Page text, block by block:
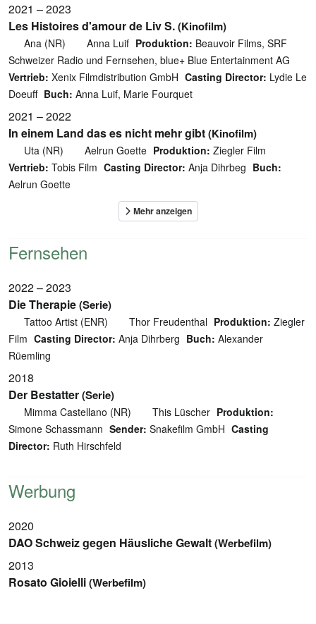
2021 – 2023
Les Histoires d'amour de Liv S.(Kinofilm)
Ana (NR) Anna Luif Produktion: Beauvoir Films, SRF
Schweizer Radio und Fernsehen, blue+ Blue Entertainment AG
Vertrieb: Xenix Filmdistribution GmbH Casting Director: Lydie Le
Doeuff Buch: Anna Luif, Marie Fourquet
2021 – 2022
In einem Land das es nicht mehr gibt(Kinofilm)
Uta (NR) Aelrun Goette Produktion: Ziegler Film
Vertrieb: Tobis Film Casting Director: Anja Dihrbeg Buch:
Aelrun Goette
Fernsehen
2022 – 2023
Die Therapie(Serie)
Tattoo Artist (ENR) Thor Freudenthal Produktion: Ziegler
Film Casting Director: Anja Dihrberg Buch: Alexander
Rüemling
2018
Der Bestatter(Serie)
Mimma Castellano (NR) This Lüscher Produktion:
Simone Schassmann Sender: Snakefilm GmbH Casting
Director: Ruth Hirschfeld
Werbung
2020
DAO Schweiz gegen Häusliche Gewalt(Werbefilm)
2013
Rosato Gioielli(Werbefilm)